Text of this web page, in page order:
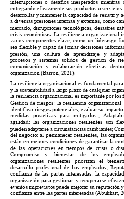
entregando eficazmente sus productos o
desarrollar y mantener la capacidad de resistir y
a diversas presiones internas y externas, como
mercado, disrupciones tecnológicas, desastres
crisis económicas. La resiliencia organizacional
varios componentes clave, como un liderazgo
sea flexible y capaz de tomar decisiones
presión,
una cultura de aprendizaje y
procesos y sistemas sólidos de gestión de r
comunicación y colaboración efectivas
organización (Barrón, 2021).
La resiliencia organizacional es fundamental
y la sostenibilidad a largo plazo de cualquier
la resiliencia organizacional es importante por los
Gestión de riesgos: la resiliencia organizacional
identificar riesgos potenciales, evaluar su impacto
medidas proactivas para mitigarlos.;
agilidad: las organizaciones resilientes son
pueden adaptarse a circunstancias cambiantes;
del negocio: al permanecer resilientes, las
están en mejores condiciones de garantizar la
de las operaciones en tiempos de crisis o
Compromiso
y bienestar de los
organizaciones resilientes priorizan el
desarrollo profesional de los empleados;
confianza de las partes interesadas: la
organización para gestionar y recuperarse
eventos imprevistos puede mejorar su reputación
confianza entre las partes interesadas (Abukhait,